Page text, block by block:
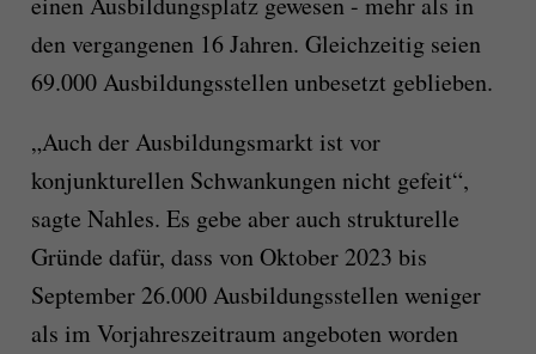
den vergangenen 16 Jahren. Gleichzeitig seien
69.000 Ausbildungsstellen unbesetzt geblieben.
„Auch der Ausbildungsmarkt ist vor
konjunkturellen Schwankungen nicht gefeit“,
sagte Nahles. Es gebe aber auch strukturelle
Gründe dafür, dass von Oktober 2023 bis
September 26.000 Ausbildungsstellen weniger
als im Vorjahreszeitraum angeboten worden